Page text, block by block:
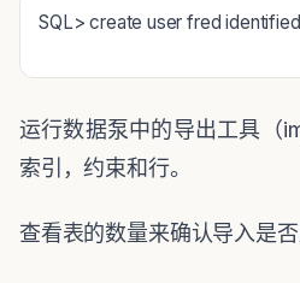
SQL> create user fred
运行数据泵中的导出工具（
索引，约束和行。
查看表的数量来确认导入是否